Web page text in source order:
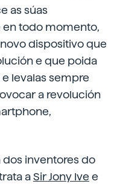
as súas
todo momento,
dispositivo que
e que poida
levalas sempre
a revolución
dos inventores do
aSir Jony Ive e